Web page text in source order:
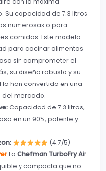
con la máxima
Su capacidad de 7.3 litros
numerosas o para
comidas. Este modelo
para cocinar alimentos
sin comprometer el
su diseño robusto y su
han convertido en una
del mercado.
Capacidad de 7.3 litros,
en un 90%, potente y
(4.7/5)
La Chefman TurboFry Air
y compacta que no